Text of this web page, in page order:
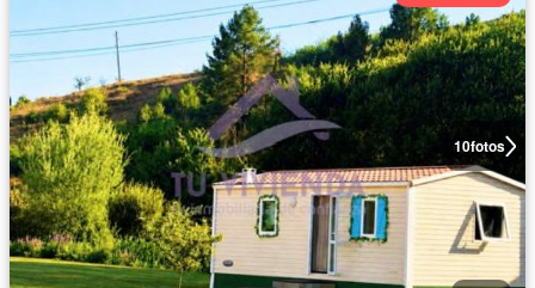
10fotos